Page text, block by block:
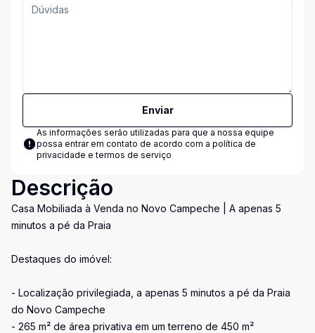
Enviar
As informações serão utilizadas para que a nossa equipe
possa entrar em contato de acordo com a política de
privacidade e termos de serviço
Descrição
Casa Mobiliada à Venda no Novo Campeche | A apenas 5
minutos a pé da Praia
Destaques do imóvel:
- Localização privilegiada, a apenas 5 minutos a pé da Praia
do Novo Campeche
- 265 m² de área privativa em um terreno de 450 m²